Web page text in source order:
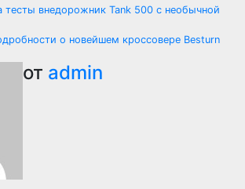
тесты внедорожник Tank 500 с необычной
о новейшем кроссовере Besturn
от admin